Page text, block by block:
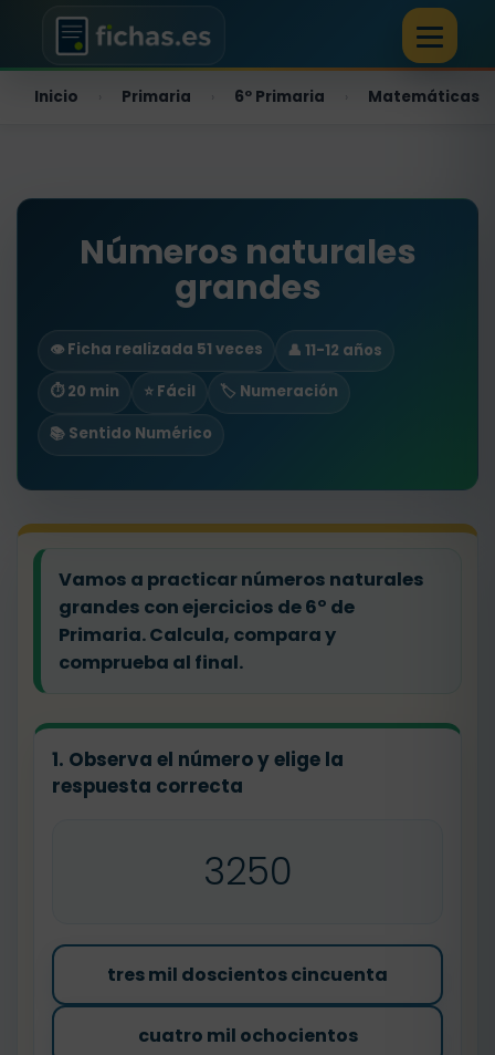
Inicio Primaria 6º Primaria Matemáticas
Números naturales
grandes
👁️ Ficha realizada 51 veces
👤 11-12 años
⏱ 20 min
⭐ Fácil
🏷️ Numeración
📚 Sentido Numérico
Vamos a practicar números naturales
grandes con ejercicios de 6º de
Primaria. Calcula, compara y
comprueba al final.
1. Observa el número y elige la
respuesta correcta
3250
tres mil doscientos cincuenta
cuatro mil ochocientos